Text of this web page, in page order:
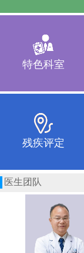
特色科室
残疾评定
医生团队